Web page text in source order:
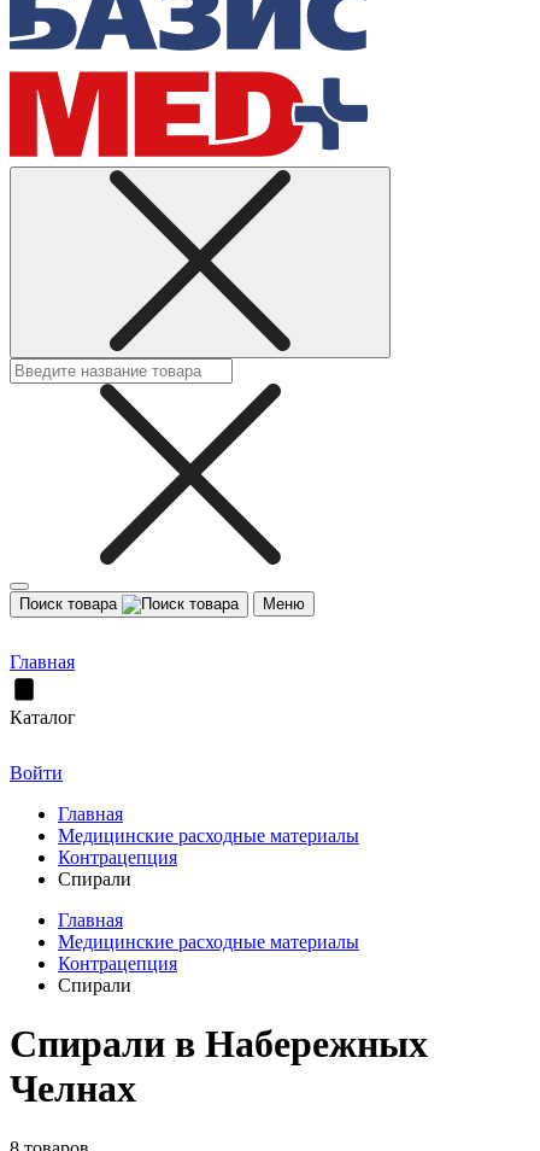
Поиск товара Меню
Главная
Каталог
Войти
Главная
Медицинские расходные материалы
Контрацепция
Спирали
Главная
Медицинские расходные материалы
Контрацепция
Спирали
Спирали в Набережных
Челнах